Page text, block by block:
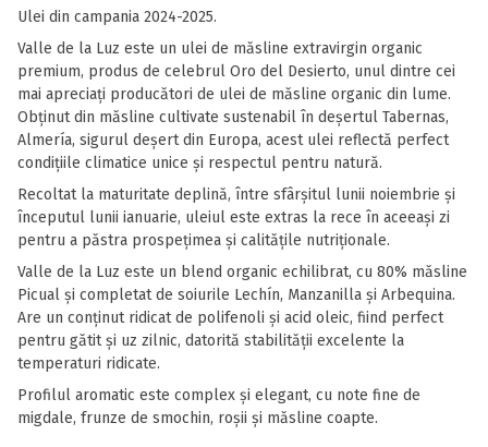
Ulei din campania 2024-2025.
Valle de la Luz este un ulei de măsline extravirgin organic
premium, produs de celebrul Oro del Desierto, unul dintre cei
mai apreciați producători de ulei de măsline organic din lume.
Obținut din măsline cultivate sustenabil în deșertul Tabernas,
Almería, sigurul deșert din Europa, acest ulei reflectă perfect
condițiile climatice unice și respectul pentru natură.
Recoltat la maturitate deplină, între sfârșitul lunii noiembrie și
începutul lunii ianuarie, uleiul este extras la rece în aceeași zi
pentru a păstra prospețimea și calitățile nutriționale.
Valle de la Luz este un blend organic echilibrat, cu 80% măsline
Picual și completat de soiurile Lechín, Manzanilla și Arbequina.
Are un conținut ridicat de polifenoli și acid oleic, fiind perfect
pentru gătit și uz zilnic, datorită stabilității excelente la
temperaturi ridicate.
Profilul aromatic este complex și elegant, cu note fine de
migdale, frunze de smochin, roșii și măsline coapte.